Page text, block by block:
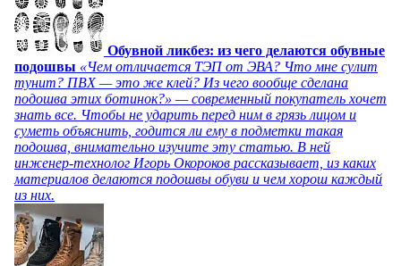
Обувной ликбез: из чего делаются обувные
подошвы «Чем отличается ТЭП от ЭВА? Что мне сулит
тунит? ПВХ — это же клей? Из чего вообще сделана
подошва этих ботинок?» — современный покупатель хочет
знать все. Чтобы не ударить перед ним в грязь лицом и
суметь объяснить, годится ли ему в подметки такая
подошва, внимательно изучите эту статью. В ней
инженер-технолог Игорь Окороков рассказывает, из каких
материалов делаются подошвы обуви и чем хорош каждый
из них.